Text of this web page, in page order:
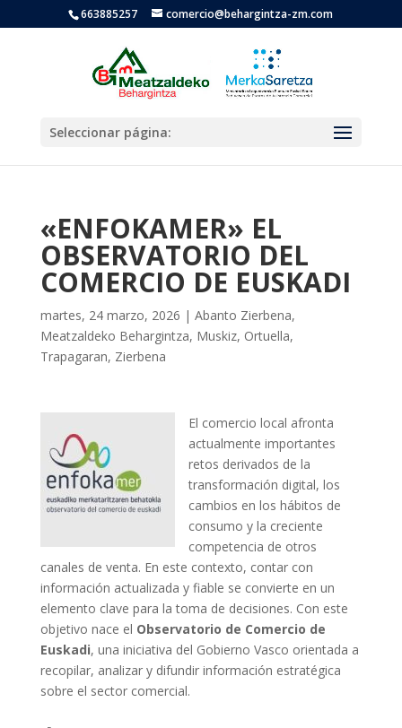
663885257 comercio@behargintza-zm.com
Seleccionar página:
«ENFOKAMER» EL
OBSERVATORIO DEL
COMERCIO DE EUSKADI
martes, 24 marzo, 2026 | Abanto Zierbena,
Meatzaldeko Behargintza, Muskiz, Ortuella,
Trapagaran, Zierbena
El comercio local afronta
actualmente importantes
retos derivados de la
transformación digital, los
cambios en los hábitos de
consumo y la creciente
competencia de otros
canales de venta. En este contexto, contar con
información actualizada y fiable se convierte en un
elemento clave para la toma de decisiones. Con este
objetivo nace el Observatorio de Comercio de
Euskadi, una iniciativa del Gobierno Vasco orientada a
recopilar, analizar y difundir información estratégica
sobre el sector comercial.